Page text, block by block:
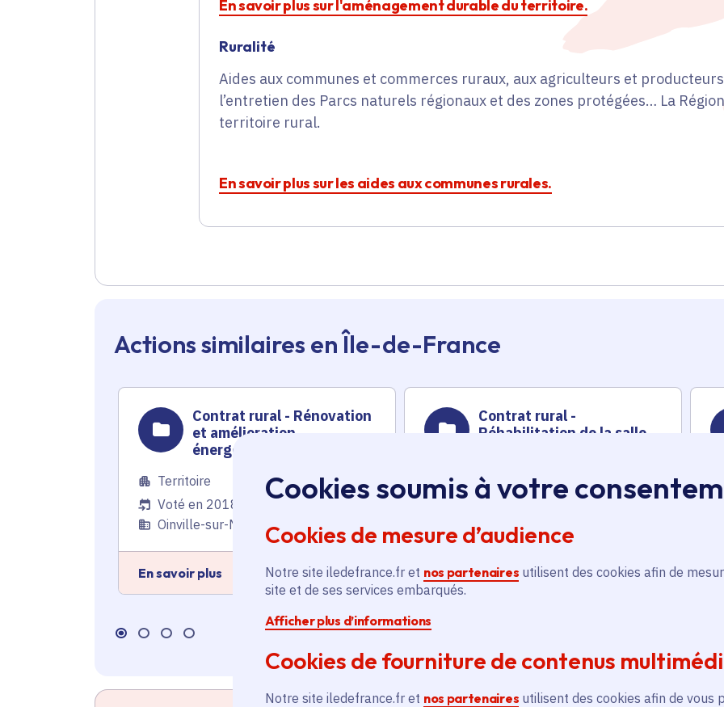
Cookies soumis à votre
Cookies de mesure d’audience
Notre site iledefrance.fr et nos partenaires utilisent des cookies afin de
site et de ses services embarqués.
Afficher plus d’informations
Cookies de fourniture de contenus
Notre site iledefrance.fr et nos partenaires utilisent des cookies afin de vous
En savoir plus sur l'aménagement durable du territoire.
Ruralité
Aides aux communes et commerces ruraux, aux agriculteurs et
l’entretien des Parcs naturels régionaux et des zones protégées… La
territoire rural.
En savoir plus sur les aides aux communes rurales.
Actions similaires en Île-de-France
Contrat rural - Rénovation
et amélioration
énergétique de bâtiments
Territoire
Voté en 2018
Oinville-sur-Montcient (78)
En savoir plus
Contrat rural -
Réhabilitation de la salle
Territoire
Hermeray (78)
En savoir plus